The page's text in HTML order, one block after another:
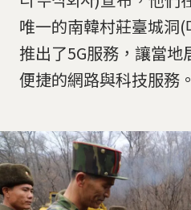
唯一的南韓村莊臺城洞(
推出了5G服務，讓當
便捷的網路與科技服務。